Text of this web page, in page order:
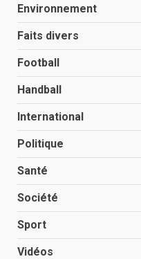
Environnement
Faits divers
Football
Handball
International
Politique
Santé
Société
Sport
Vidéos